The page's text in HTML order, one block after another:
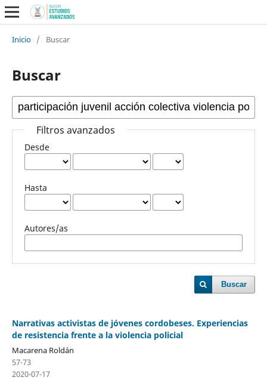
Inicio / Buscar
Buscar
Filtros avanzados
Desde
Hasta
Autores/as
Buscar
Narrativas activistas de jóvenes cordobeses. Experiencias
de resistencia frente a la violencia policial
Macarena Roldán
57-73
2020-07-17